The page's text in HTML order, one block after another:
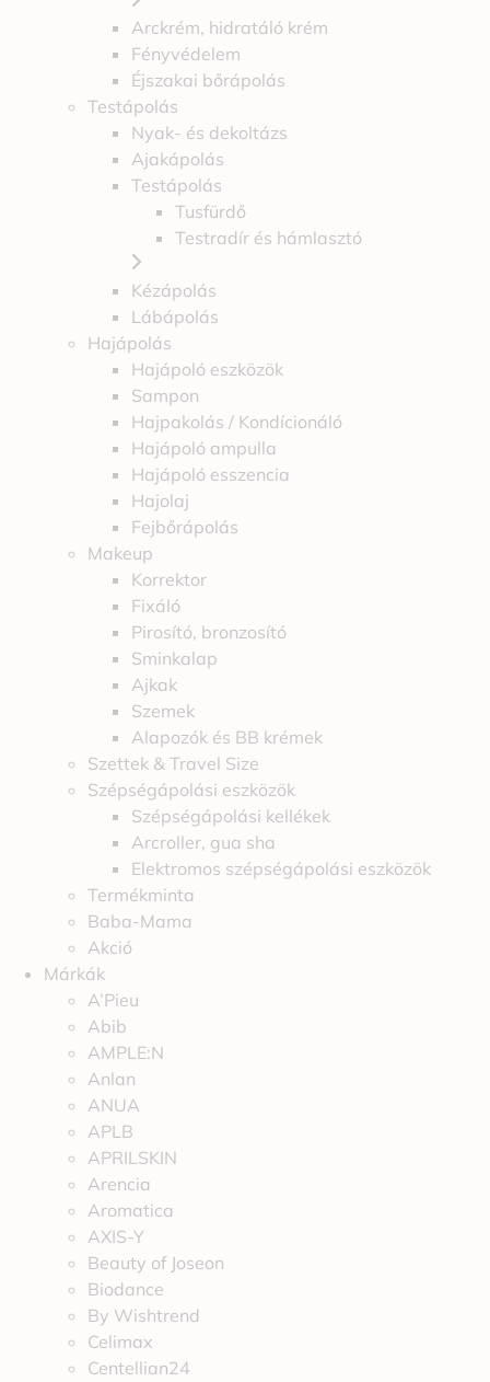
Arckrém, hidratáló krém
Fényvédelem
Éjszakai bőrápolás
Testápolás
Nyak- és dekoltázs
Ajakápolás
Testápolás
Tusfürdő
Testradír és hámlasztó
Kézápolás
Lábápolás
Hajápolás
Hajápoló eszközök
Sampon
Hajpakolás / Kondícionáló
Hajápoló ampulla
Hajápoló esszencia
Hajolaj
Fejbőrápolás
Makeup
Korrektor
Fixáló
Pirosító, bronzosító
Sminkalap
Ajkak
Szemek
Alapozók és BB krémek
Szettek & Travel Size
Szépségápolási eszközök
Szépségápolási kellékek
Arcroller, gua sha
Elektromos szépségápolási eszközök
Termékminta
Baba-Mama
Akció
Márkák
A’Pieu
Abib
AMPLE:N
Anlan
ANUA
APLB
APRILSKIN
Arencia
Aromatica
AXIS-Y
Beauty of Joseon
Biodance
By Wishtrend
Celimax
Centellian24